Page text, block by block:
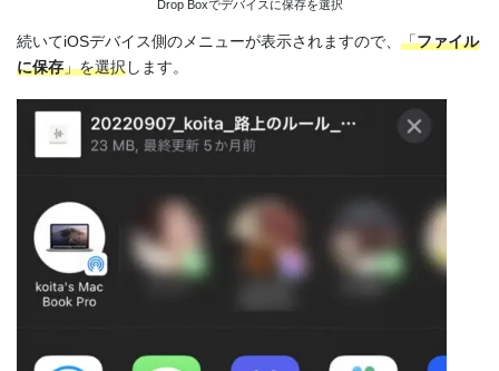
Drop Boxでデバイスに保存を選択
続いてiOSデバイス側のメニューが表示されますので、 「ファイル
に保存」を選択します。